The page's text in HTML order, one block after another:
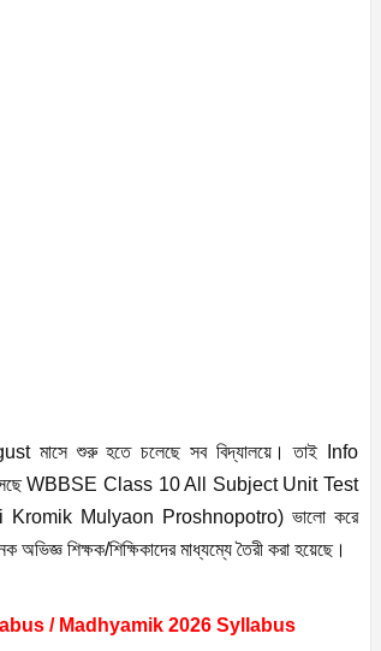
August মাসে শুরু হতে চলেছে সব বিদ্যালয়ে। তাই Info
এসেছে WBBSE Class 10 All Subject Unit Test
Mulyaon Proshnopotro) ভালো করে
শিক্ষক/শিক্ষিকাদের মাধ্যম্যে তৈরী করা হয়েছে।
/ Madhyamik 2026 Syllabus